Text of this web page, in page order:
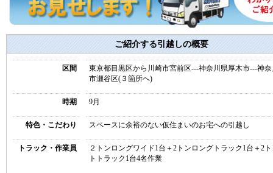
ご紹介する引越しの概要
区間
東京都目黒区から川崎市宮前区---神奈川県厚木市---神
市瀬谷区(３箇所へ)
時期 9月
特色・こだわり スペースに余裕のない仮住まいのお宅への引越し
トラック・作業員
２トンロングワイド1台＋2トンロングトラック1台＋2
トトラック1台4名作業